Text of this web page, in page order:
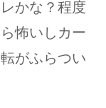
かな？程度
怖いしカー
がふらつい